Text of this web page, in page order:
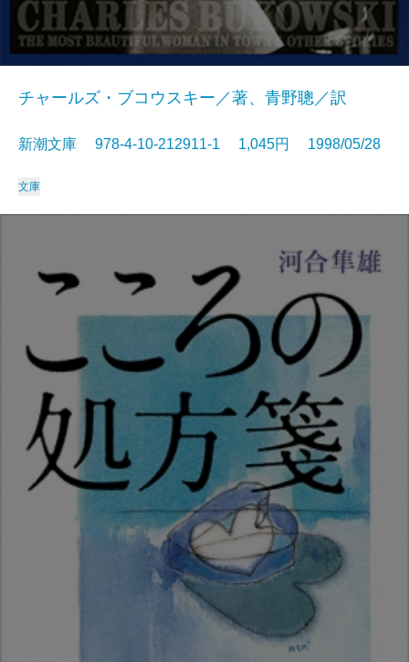
チャールズ・ブコウスキー／著、青野聰／訳
新潮文庫 978-4-10-212911-1 1,045円 1998/05/28
文庫